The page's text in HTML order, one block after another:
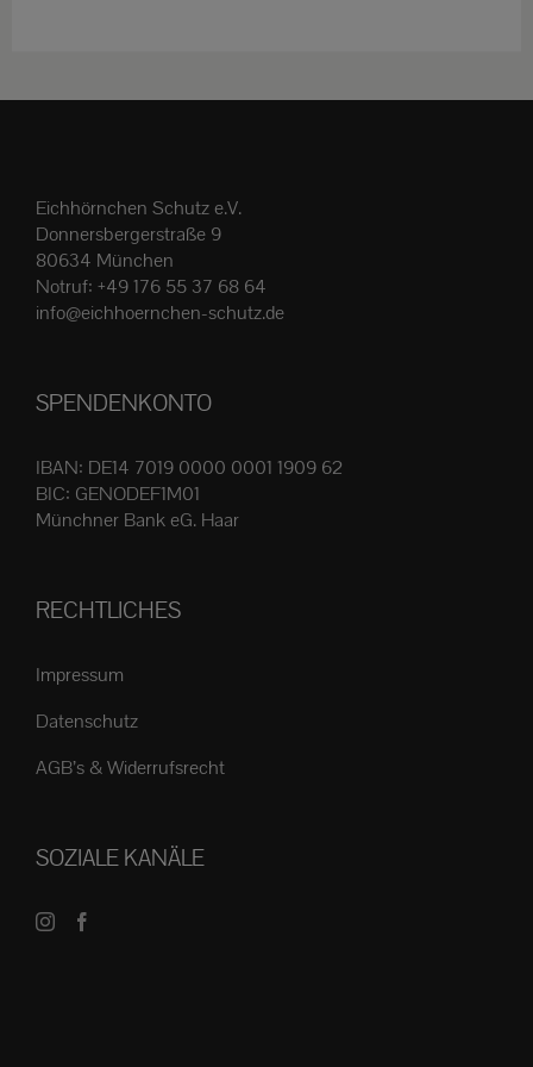
können
auf
der
Produktseite
Eichhörnchen Schutz e.V.
Donnersbergerstraße 9
80634 München
Notruf: +49 176 55 37 68 64
info@eichhoernchen-schutz.de
SPENDENKONTO
IBAN: DE14 7019 0000 0001 1909 62
BIC: GENODEF1M01
Münchner Bank eG. Haar
RECHTLICHES
Impressum
Datenschutz
AGB’s & Widerrufsrecht
SOZIALE KANÄLE